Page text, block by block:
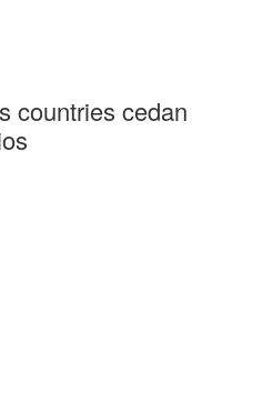
countries cedan